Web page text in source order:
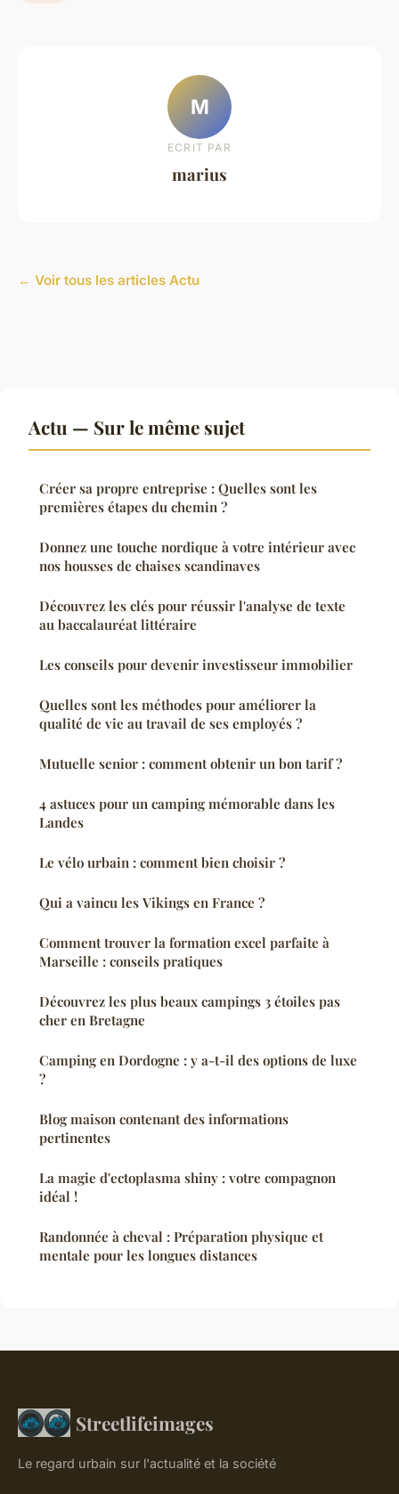
M
ECRIT PAR
marius
← Voir tous les articles Actu
Actu — Sur le même sujet
Créer sa propre entreprise : Quelles sont les
premières étapes du chemin ?
Donnez une touche nordique à votre intérieur avec
nos housses de chaises scandinaves
Découvrez les clés pour réussir l'analyse de texte
au baccalauréat littéraire
Les conseils pour devenir investisseur immobilier
Quelles sont les méthodes pour améliorer la
qualité de vie au travail de ses employés ?
Mutuelle senior : comment obtenir un bon tarif ?
4 astuces pour un camping mémorable dans les
Landes
Le vélo urbain : comment bien choisir ?
Qui a vaincu les Vikings en France ?
Comment trouver la formation excel parfaite à
Marseille : conseils pratiques
Découvrez les plus beaux campings 3 étoiles pas
cher en Bretagne
Camping en Dordogne : y a-t-il des options de luxe
?
Blog maison contenant des informations
pertinentes
La magie d'ectoplasma shiny : votre compagnon
idéal !
Randonnée à cheval : Préparation physique et
mentale pour les longues distances
Streetlifeimages
Le regard urbain sur l'actualité et la société